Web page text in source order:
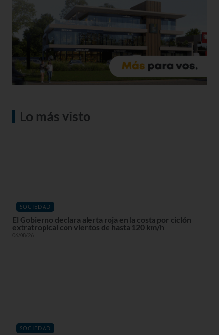
Lo más visto
SOCIEDAD
El Gobierno declara alerta roja en la costa por ciclón
extratropical con vientos de hasta 120 km/h
06/08/26
SOCIEDAD